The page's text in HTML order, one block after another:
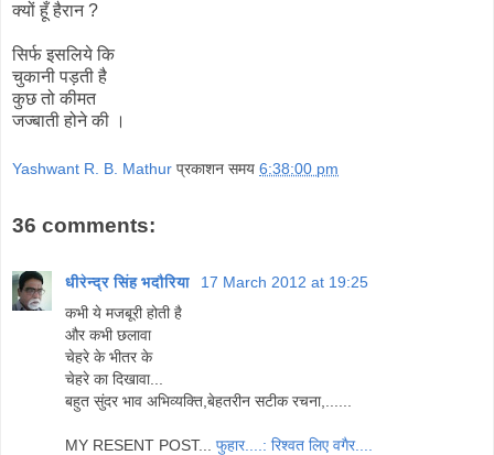
क्यों हूँ हैरान ?
सिर्फ इसलिये कि
चुकानी पड़ती है
कुछ तो कीमत
जज्बाती होने की ।
Yashwant R. B. Mathur प्रकाशन समय 6:38:00 pm
36 comments:
धीरेन्द्र सिंह भदौरिया
17 March 2012 at 19:25
कभी ये मजबूरी होती है
और कभी छलावा
चेहरे के भीतर के
चेहरे का दिखावा...
बहुत सुंदर भाव अभिव्यक्ति,बेहतरीन सटीक रचना,......
MY RESENT POST... फुहार....: रिश्वत लिए वगैर....